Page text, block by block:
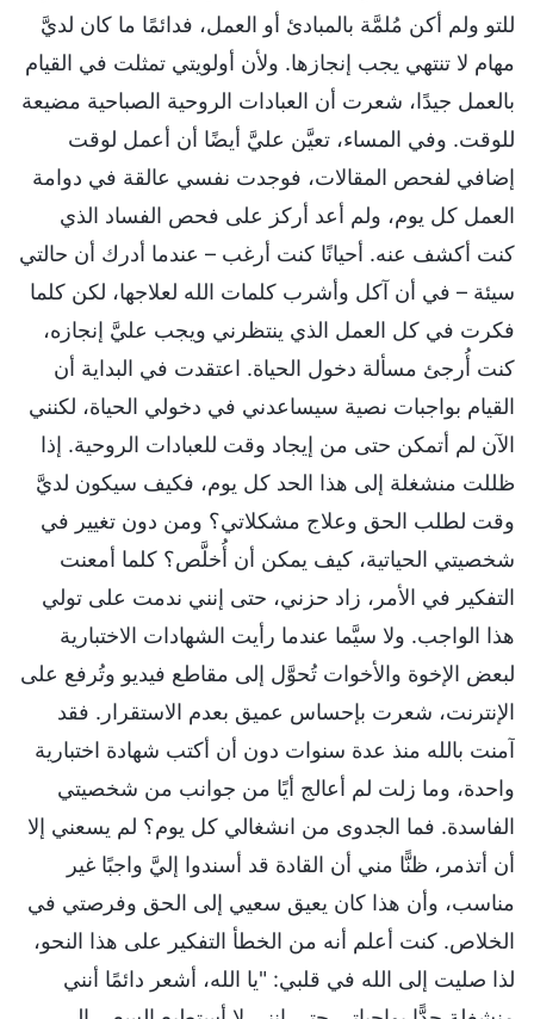
للتو ولم أكن مُلمَّة بالمبادئ أو العمل، فدائمًا ما كان لديَّ
مهام لا تنتهي يجب إنجازها. ولأن أولويتي تمثلت في القيام
بالعمل جيدًا، شعرت أن العبادات الروحية الصباحية مضيعة
للوقت. وفي المساء، تعيَّن عليَّ أيضًا أن أعمل لوقت
إضافي لفحص المقالات، فوجدت نفسي عالقة في دوامة
العمل كل يوم، ولم أعد أركز على فحص الفساد الذي
كنت أكشف عنه. أحيانًا كنت أرغب – عندما أدرك أن حالتي
سيئة – في أن آكل وأشرب كلمات الله لعلاجها، لكن كلما
فكرت في كل العمل الذي ينتظرني ويجب عليَّ إنجازه،
كنت أُرجئ مسألة دخول الحياة. اعتقدت في البداية أن
القيام بواجبات نصية سيساعدني في دخولي الحياة، لكنني
الآن لم أتمكن حتى من إيجاد وقت للعبادات الروحية. إذا
ظللت منشغلة إلى هذا الحد كل يوم، فكيف سيكون لديَّ
وقت لطلب الحق وعلاج مشكلاتي؟ ومن دون تغيير في
شخصيتي الحياتية، كيف يمكن أن أُخلَّص؟ كلما أمعنت
التفكير في الأمر، زاد حزني، حتى إنني ندمت على تولي
هذا الواجب. ولا سيَّما عندما رأيت الشهادات الاختبارية
لبعض الإخوة والأخوات تُحوَّل إلى مقاطع فيديو وتُرفع على
الإنترنت، شعرت بإحساس عميق بعدم الاستقرار. فقد
آمنت بالله منذ عدة سنوات دون أن أكتب شهادة اختبارية
واحدة، وما زلت لم أعالج أيًا من جوانب من شخصيتي
الفاسدة. فما الجدوى من انشغالي كل يوم؟ لم يسعني إلا
أن أتذمر، ظنًّا مني أن القادة قد أسندوا إليَّ واجبًا غير
مناسب، وأن هذا كان يعيق سعيي إلى الحق وفرصتي في
الخلاص. كنت أعلم أنه من الخطأ التفكير على هذا النحو،
لذا صليت إلى الله في قلبي: "يا الله، أشعر دائمًا أنني